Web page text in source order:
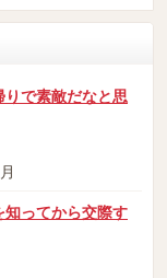
りで素敵だなと思
知ってから交際す